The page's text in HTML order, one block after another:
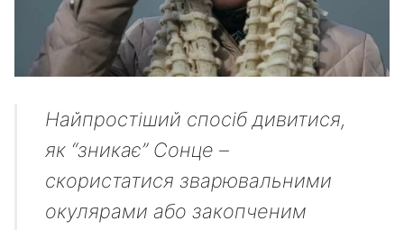
Найпростіший спосіб дивитися,
як “зникає” Сонце –
скористатися зварювальними
окулярами або закопченим